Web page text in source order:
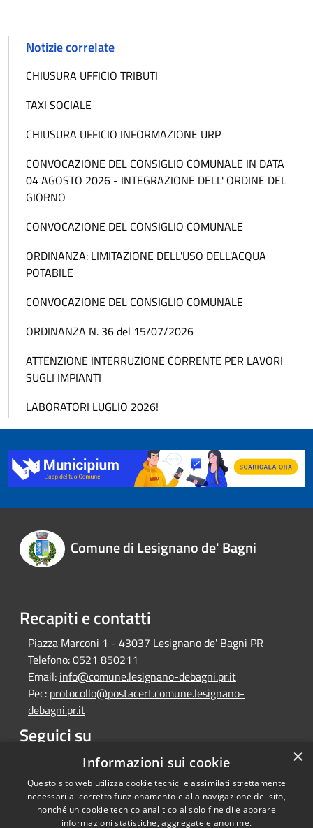
Notizie correlate
CHIUSURA UFFICIO TRIBUTI
TAXI SOCIALE
CHIUSURA UFFICIO INFORMAZIONE URP
CONVOCAZIONE DEL CONSIGLIO COMUNALE IN DATA
04 AGOSTO 2026 - INTEGRAZIONE DELL' ORDINE DEL
GIORNO
CONVOCAZIONE DEL CONSIGLIO COMUNALE
ORDINANZA: LIMITAZIONE DELL'USO DELL'ACQUA
POTABILE
CONVOCAZIONE DEL CONSIGLIO COMUNALE
ORDINANZA N. 36 del 15/07/2026
ATTENZIONE INTERRUZIONE CORRENTE PER LAVORI
SUGLI IMPIANTI
LABORATORI LUGLIO 2026!
Comune di Lesignano de' Bagni
Recapiti e contatti
Piazza Marconi 1 - 43037 Lesignano de' Bagni PR
Telefono:0521 850211
Email: info@comune.lesignano-debagni.pr.it
Pec: protocollo@postacert.comune.lesignano-
debagni.pr.it
Seguici su
Facebook ×
Informazioni sui cookie
Questo sito web utilizza cookie tecnici e assimilati strettamente
necessari al corretto funzionamento e alla navigazione del sito,
nonché un cookie tecnico analitico al solo fine di elaborare
informazioni statistiche, aggregate e anonime.